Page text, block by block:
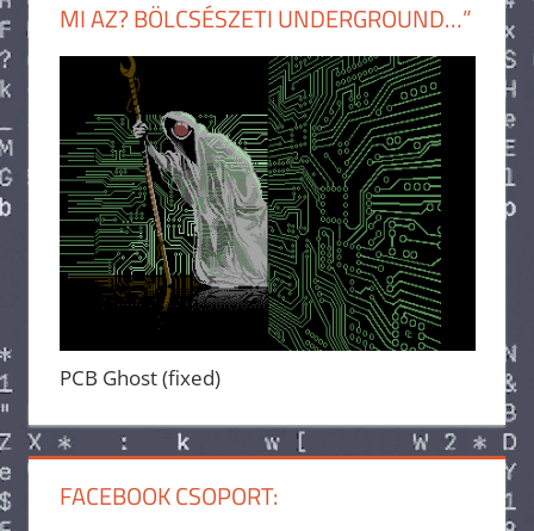
MI AZ? BÖLCSÉSZETI UNDERGROUND…”
PCB Ghost (fixed)
FACEBOOK CSOPORT: